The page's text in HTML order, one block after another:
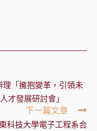
理「擁抱變革，引領未
才發展研討會」
下一篇文章
科技大學電子工程系合